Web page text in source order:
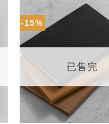
-15%
已售完